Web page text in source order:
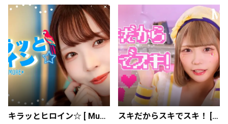
キラッとヒロイン☆ [ Music Video ] スキだからスキでスキ！ [ Music Video ]